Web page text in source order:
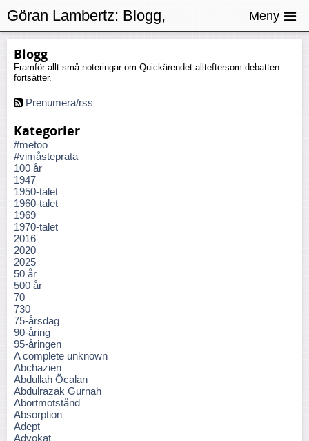
Blogg
Framför allt små noteringar om Quickärendet allteftersom debatten
fortsätter.
Prenumera/rss
Kategorier
#metoo
#vimåsteprata
100 år
1947
1950-talet
1960-talet
1969
1970-talet
2016
2020
2025
50 år
500 år
70
730
75-årsdag
90-åring
95-åringen
A complete unknown
Abchazien
Abdullah Öcalan
Abdulrazak Gurnah
Abortmotstånd
Absorption
Adept
Advokat
Göran Lambertz: Blogg,
Medkänsla
Meny